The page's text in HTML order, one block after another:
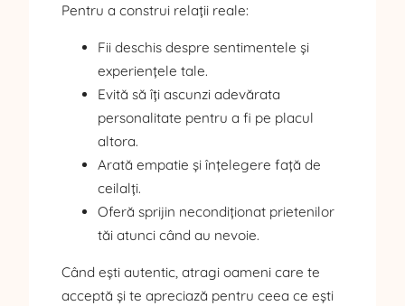
Pentru a construi relații reale:
Fii deschis despre sentimentele și
experiențele tale.
Evită să îți ascunzi adevărata
personalitate pentru a fi pe placul
altora.
Arată empatie și înțelegere față de
ceilalți.
Oferă sprijin necondiționat prietenilor
tăi atunci când au nevoie.
Când ești autentic, atragi oameni care te
acceptă și te apreciază pentru ceea ce ești